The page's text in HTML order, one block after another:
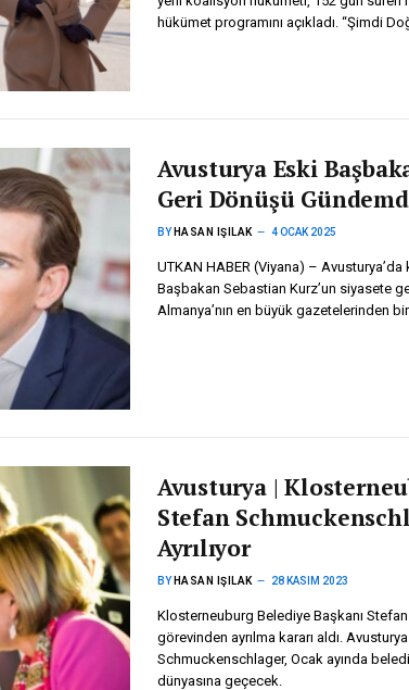
hükümet programını açıkladı. “Şimdi
Avusturya Eski
Geri Dönüşü
BY HASAN IŞILAK 4 OCAK 2025
UTKAN HABER (Viyana) –
Başbakan Sebastian Kurz’un siyasete
Almanya’nın en büyük gazetelerinden
Avusturya |
Stefan
Ayrılıyor
BY HASAN IŞILAK 28 KASIM 2023
Klosterneuburg Belediye Başkanı
görevinden ayrılma kararı aldı.
Schmuckenschlager, Ocak ayında
dünyasına geçecek.